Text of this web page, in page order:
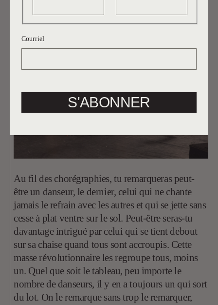
Au fil des chorégraphies, tu remarqueras peut-
être un danseur, le dernier, celui qui ne chante
jamais le refrain avec les autres et qui se jette sans
cesse à plat ventre sur le sol. Peut-être seras-tu
davantage intrigué par celui qui se tient debout
sur sa chaise quand tous sont accroupis. Cette
masse révolutionnaire les regroupe tous, moins
un. Quel que soit le tableau, peu importe le
nombre de danseurs, il y en a toujours un qui sort
du lot. On le remarque sans trop le remarquer,
Courriel
S'ABONNER